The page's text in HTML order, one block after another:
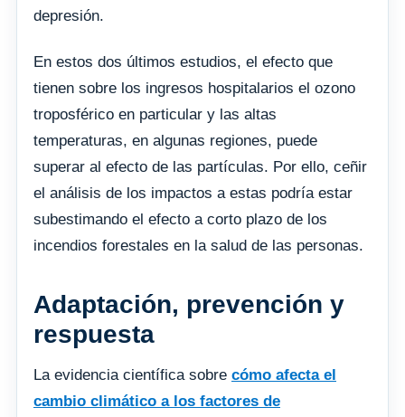
depresión.
En estos dos últimos estudios, el efecto que
tienen sobre los ingresos hospitalarios el ozono
troposférico en particular y las altas
temperaturas, en algunas regiones, puede
superar al efecto de las partículas. Por ello, ceñir
el análisis de los impactos a estas podría estar
subestimando el efecto a corto plazo de los
incendios forestales en la salud de las personas.
Adaptación, prevención y
respuesta
La evidencia científica sobre cómo afecta el
cambio climático a los factores de